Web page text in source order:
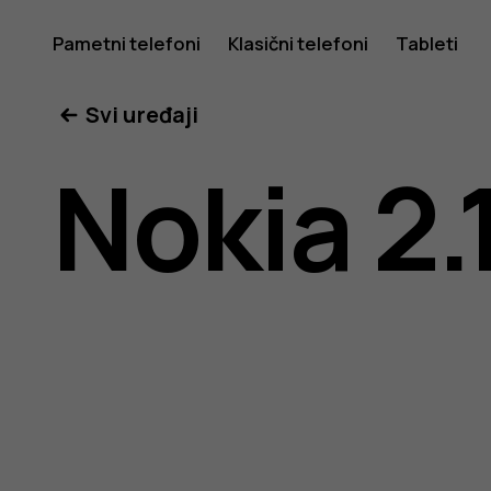
Nokia
2.1
uputstvo
Pametni telefoni Klasični telefoni Tableti
Svi uređaji
Nokia